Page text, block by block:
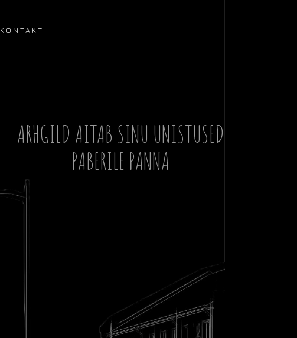
KONTAKT
ARHGILD AITAB SINU UNISTUSED
PABERILE PANNA